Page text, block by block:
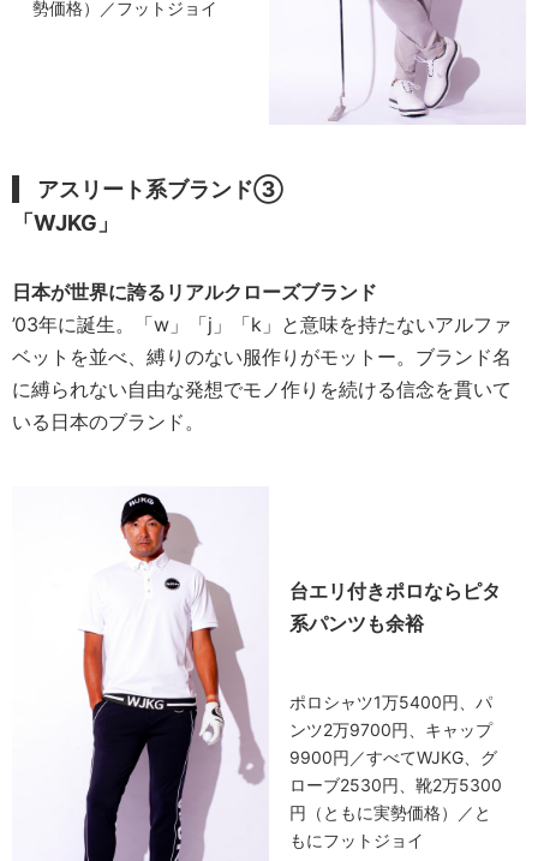
勢価格）／フットジョイ
アスリート系ブランド③
「WJKG」
日本が世界に誇るリアルクローズブランド
’03年に誕生。「w」「j」「k」と意味を持たないアルファ
ベットを並べ、縛りのない服作りがモットー。ブランド名
に縛られない自由な発想でモノ作りを続ける信念を貫いて
いる日本のブランド。
台エリ付きポロならピタ
系パンツも余裕
ポロシャツ1万5400円、パ
ンツ2万9700円、キャップ
9900円／すべてWJKG、グ
ローブ2530円、靴2万5300
円（ともに実勢価格）／と
もにフットジョイ